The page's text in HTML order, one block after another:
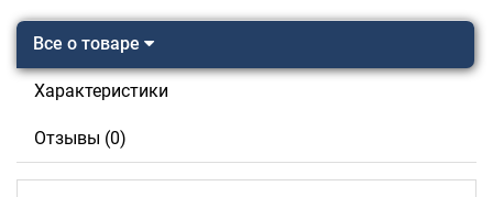
Все о товаре
Характеристики
Отзывы (0)